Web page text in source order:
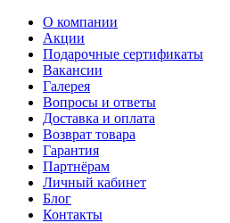
О компании
Акции
Подарочные сертификаты
Вакансии
Галерея
Вопросы и ответы
Доставка и оплата
Возврат товара
Гарантия
Партнёрам
Личный кабинет
Блог
Контакты